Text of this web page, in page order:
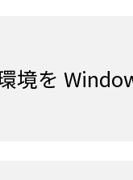
境を